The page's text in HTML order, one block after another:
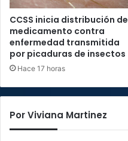
CCSS inicia distribución de
medicamento contra
enfermedad transmitida
por picaduras de insectos
Hace 17 horas
Por Viviana Martinez